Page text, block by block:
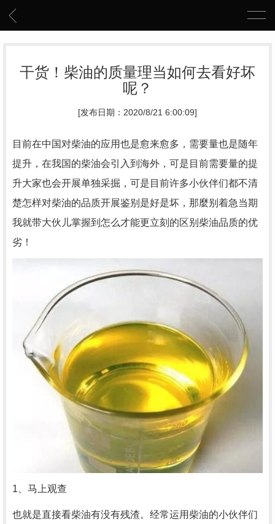
干货！柴油的质量理当如何去看好坏
呢？
[发布日期：2020/8/21 6:00:09]
目前在中国对柴油的应用也是愈来愈多，需要量也是随年
提升，在我国的柴油会引入到海外，可是目前需要量的提
升大家也会开展单独采掘，可是目前许多小伙伴们都不清
楚怎样对柴油的品质开展鉴别是好是坏，那麼别着急当期
我就带大伙儿掌握到怎么才能更立刻的区别柴油品质的优
劣！
1、马上观查
也就是直接看柴油有没有残渣。经常运用柴油的小伙伴们